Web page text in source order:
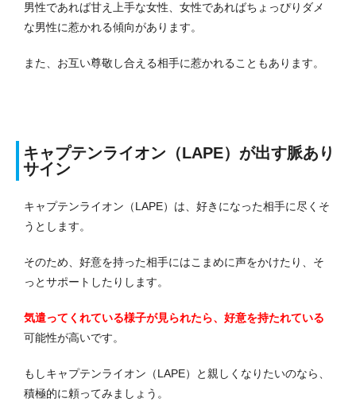
男性であれば甘え上手な女性、女性であればちょっぴりダメ
な男性に惹かれる傾向があります。
また、お互い尊敬し合える相手に惹かれることもあります。
キャプテンライオン（LAPE）が出す脈あり
サイン
キャプテンライオン（LAPE）は、好きになった相手に尽くそ
うとします。
そのため、好意を持った相手にはこまめに声をかけたり、そ
っとサポートしたりします。
気遣ってくれている様子が見られたら、好意を持たれている
可能性が高いです。
もしキャプテンライオン（LAPE）と親しくなりたいのなら、
積極的に頼ってみましょう。